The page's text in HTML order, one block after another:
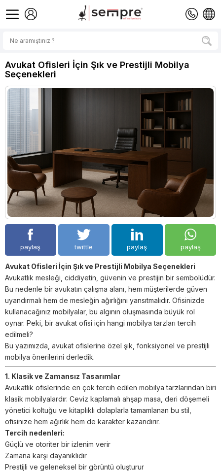
Avukat Ofisleri İçin Şık ve Prestijli Mobilya
Seçenekleri
paylaş twittle paylaş paylaş
Avukat Ofisleri İçin Şık ve Prestijli Mobilya Seçenekleri
Avukatlık mesleği, ciddiyetin, güvenin ve prestijin bir sembolüdür.
Bu nedenle bir avukatın çalışma alanı, hem müşterilerde güven
uyandırmalı hem de mesleğin ağırlığını yansıtmalıdır. Ofisinizde
kullanacağınız mobilyalar, bu algının oluşmasında büyük rol
oynar. Peki, bir avukat ofisi için hangi mobilya tarzları tercih
edilmeli?
Bu yazımızda, avukat ofislerine özel şık, fonksiyonel ve prestijli
mobilya önerilerini derledik.
1. Klasik ve Zamansız Tasarımlar
Avukatlık ofislerinde en çok tercih edilen mobilya tarzlarından biri
klasik mobilyalardır. Ceviz kaplamalı ahşap masa, deri döşemeli
yönetici koltuğu ve kitaplıklı dolaplarla tamamlanan bu stil,
ofisinize hem ağırlık hem de karakter kazandırır.
Tercih nedenleri:
Güçlü ve otoriter bir izlenim verir
Zamana karşı dayanıklıdır
Prestijli ve geleneksel bir görüntü oluşturur